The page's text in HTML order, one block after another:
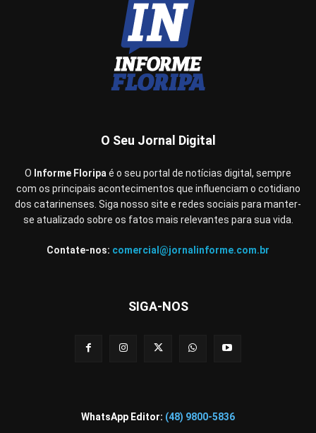
O Seu Jornal Digital
O Informe Floripaé o seu portal de notícias digital, sempre
com os principais acontecimentos que influenciam o cotidiano
dos catarinenses. Siga nosso site e redes sociais para manter-
se atualizado sobre os fatos mais relevantes para sua vida.
Contate-nos: comercial@jornalinforme.com.br
SIGA-NOS
WhatsApp Editor: (48) 9800-5836